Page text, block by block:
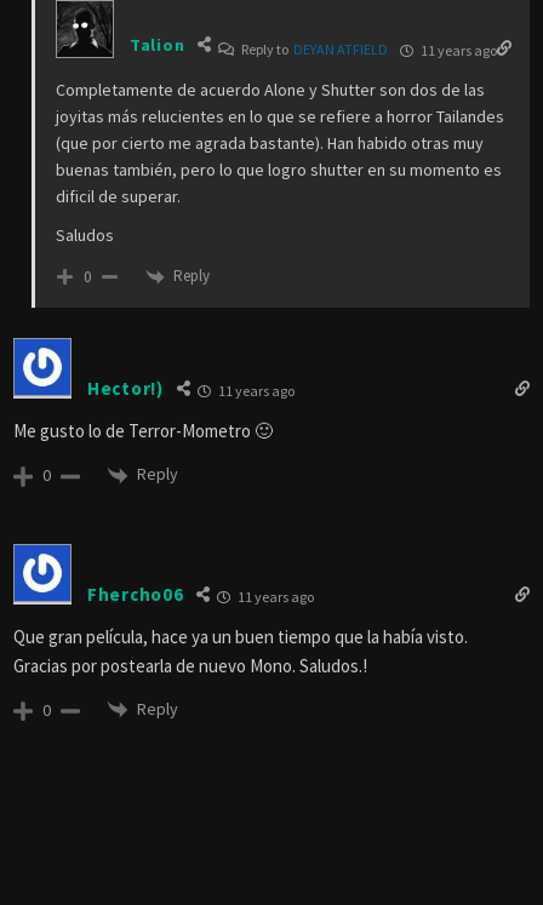
Talion Reply to DEYAN ATFIELD 11 years ago
Completamente de acuerdo Alone y Shutter son dos de las
joyitas más relucientes en lo que se refiere a horror Tailandes
(que por cierto me agrada bastante). Han habido otras muy
buenas también, pero lo que logro shutter en su momento es
dificil de superar.
Saludos
0 Reply
Hector!) 11 years ago
Me gusto lo de Terror-Mometro 🙂
0 Reply
Fhercho06 11 years ago
Que gran película, hace ya un buen tiempo que la había visto.
Gracias por postearla de nuevo Mono. Saludos.!
0 Reply